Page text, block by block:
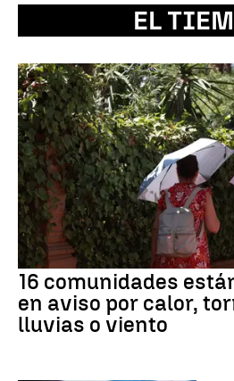
EL
16 comunidades
en aviso por calor,
lluvias o viento